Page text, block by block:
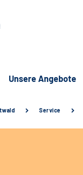
Unsere Angebote
Service